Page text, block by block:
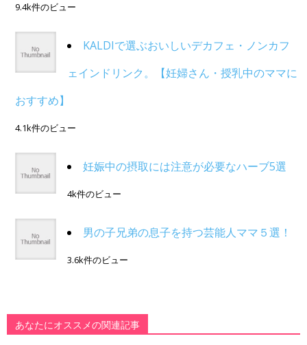
9.4k件のビュー
KALDIで選ぶおいしいデカフェ・ノンカフ
ェインドリンク。【妊婦さん・授乳中のママに
おすすめ】
4.1k件のビュー
妊娠中の摂取には注意が必要なハーブ5選
4k件のビュー
男の子兄弟の息子を持つ芸能人ママ５選！
3.6k件のビュー
あなたにオススメの関連記事